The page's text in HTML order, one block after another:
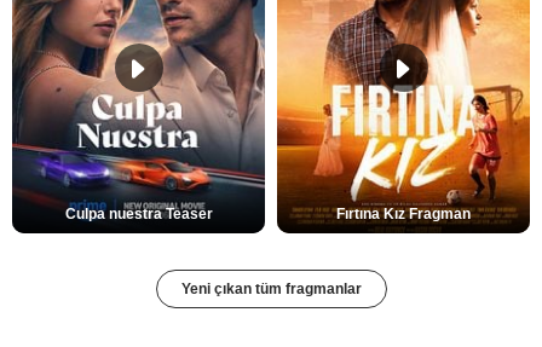
Culpa nuestra Teaser Fırtına Kız Fragman
Yeni çıkan tüm fragmanlar